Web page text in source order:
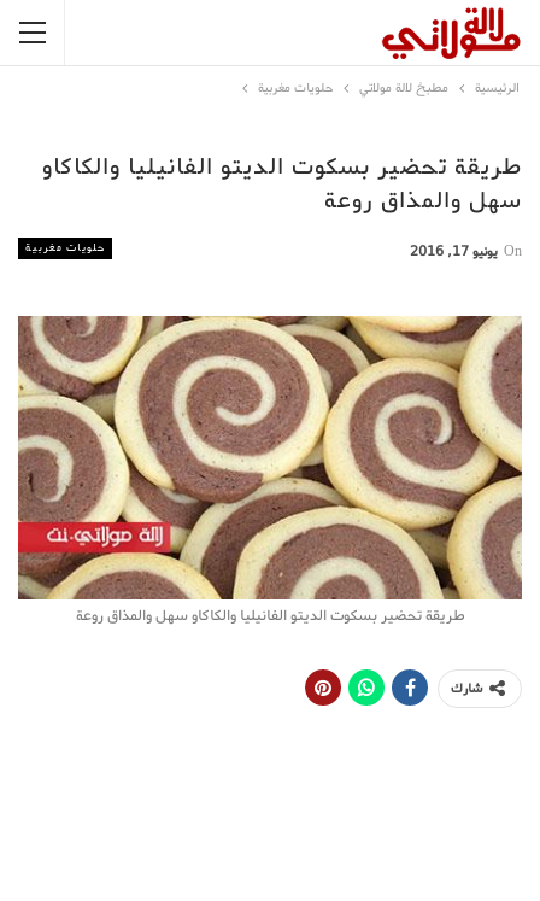
الرئيسية مطبخ لالة مولاتي حلويات مغربية
طريقة تحضير بسكوت الديتو الفانيليا والكاكاو
سهل والمذاق روعة
حلويات مغربية On يونيو 17, 2016
طريقة تحضير بسكوت الديتو الفانيليا والكاكاو سهل والمذاق روعة
شارك